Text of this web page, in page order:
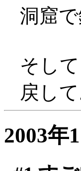
洞窟
そし
戻し
2003年